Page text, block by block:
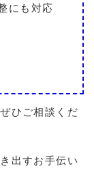
にも対応
ひご相談くだ
出すお手伝い